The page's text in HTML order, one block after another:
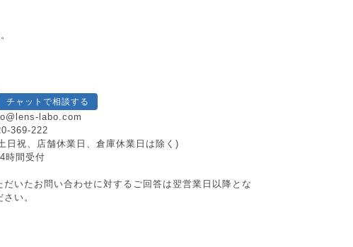
チャットで相談する
labo.com
369-222
祝、店舗休業日、倉庫休業日は除く)
時間受付
いたお問い合わせに対するご回答は翌営業日以降とな
い。